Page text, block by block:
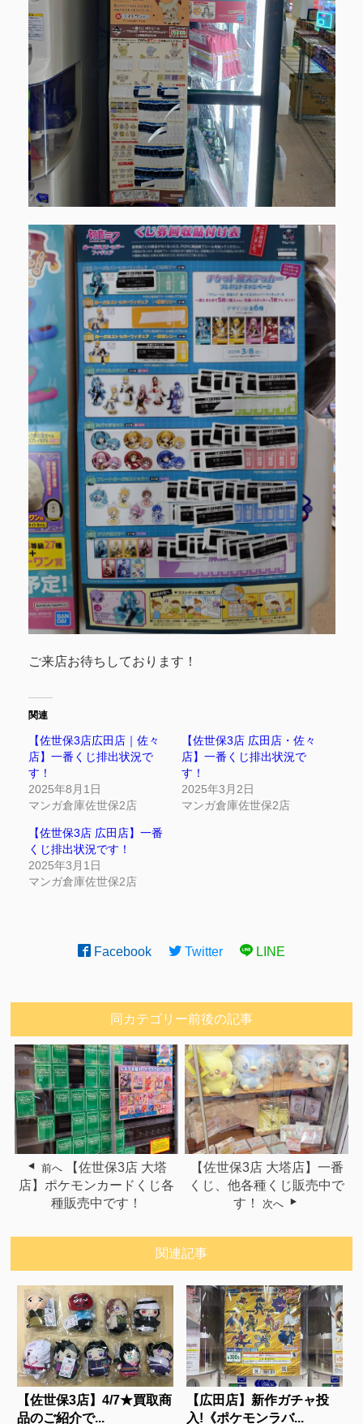
ご来店お待ちしております！
関連
【佐世保3店広田店｜佐々
店】一番くじ排出状況で
す！
2025年8月1日
マンガ倉庫佐世保2店
【佐世保3店 広田店・佐々
店】一番くじ排出状況で
す！
2025年3月2日
マンガ倉庫佐世保2店
【佐世保3店 広田店】一番
くじ排出状況です！
2025年3月1日
マンガ倉庫佐世保2店
Facebook Twitter LINE
同カテゴリー前後の記事
前へ
【佐世保3店 大塔
店】ポケモンカードくじ各
種販売中です！
【佐世保3店 大塔店】一番
くじ、他各種くじ販売中で
す！
次へ
関連記事
【佐世保3店】4/7★買取商
品のご紹介で...
【広田店】新作ガチャ投
入!《ポケモンラバ...